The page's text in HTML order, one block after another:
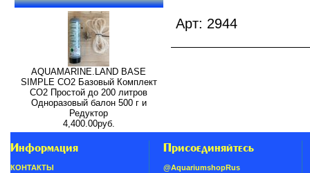
AQUAMARINE.LAND BASE
SIMPLE СО2 Базовый Комплект
СО2 Простой до 200 литров
Одноразовый балон 500 г и
Редуктор
4,400.00руб.
Арт: 2944
Информация
КОНТАКТЫ
Присоединяйтесь
@AquariumshopRus